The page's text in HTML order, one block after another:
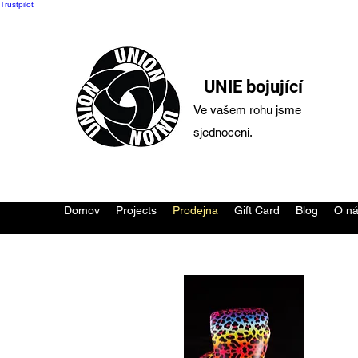
Trustpilot
UNIE bojující
Ve vašem rohu jsme
sjednoceni.
Domov Projects Prodejna Gift Card Blog O